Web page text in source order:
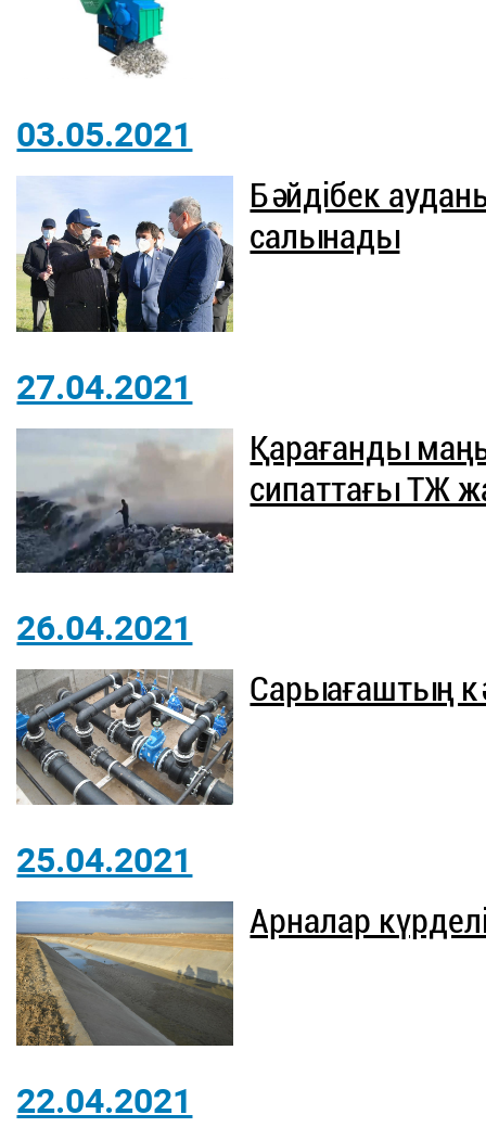
03.05.2021
Бәйдібек
салынады
27.04.2021
Қарағанды
сипаттағы ТЖ
26.04.2021
Сарыағаштың
25.04.2021
Арналар
22.04.2021